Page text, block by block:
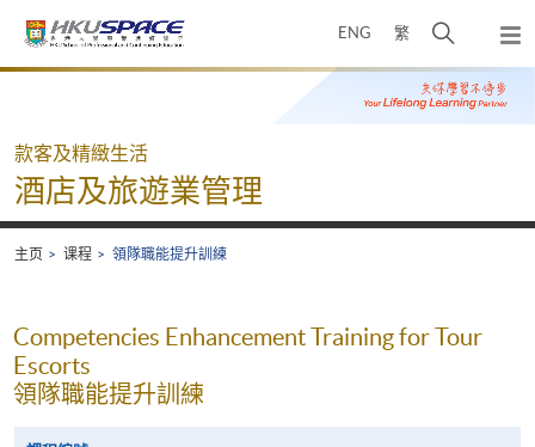
ENG 繁
开
搜
寻
弹
出
主
Main
款客及精緻生活
酒店及旅遊業管理
主页 课程 領隊職能提升訓練
Competencies Enhancement Training for Tour
Escorts
領隊職能提升訓練